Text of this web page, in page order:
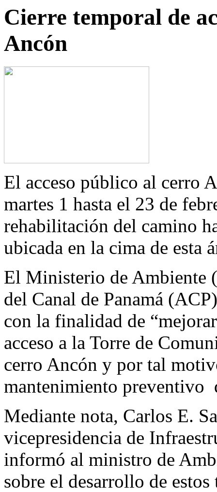
Cierre temporal de
Ancón
El acceso público al cerro
martes 1 hasta el 23 de
rehabilitación del camino
ubicada en la cima de esta
El Ministerio de
del Canal de Panamá
con la finalidad de
acceso a la Torre de
cerro Ancón y por tal
mantenimiento preventivo
Mediante nota, Carlos E.
vicepresidencia de
informó al ministro de
sobre el desarrollo de